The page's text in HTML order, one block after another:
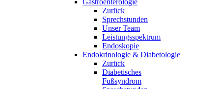
Gastroenterologie
Zurück
Sprechstunden
Unser Team
Leistungsspektrum
Endoskopie
Endokrinologie & Diabetologie
Zurück
Diabetisches
Fußsyndrom